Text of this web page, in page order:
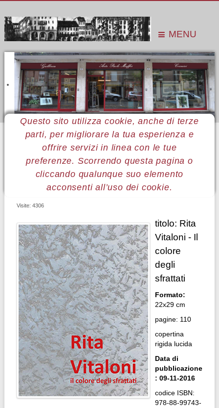
MENU
Questo sito utilizza cookie, anche di terze
parti, per migliorare la tua esperienza e
offrire servizi in linea con le tue
preferenze. Scorrendo questa pagina o
cliccando qualunque suo elemento
acconsenti all’uso dei cookie.
Sei qui: Home Pubblicazioni Monografie Rita Vitaloni
RITA VITALONI
Visite: 4306
titolo: Rita
Vitaloni - Il
colore
degli
sfrattati
Formato:
22x29 cm
pagine: 110
copertina
rigida lucida
Data di
pubblicazione
: 09-11-2016
codice ISBN:
978-88-99743-